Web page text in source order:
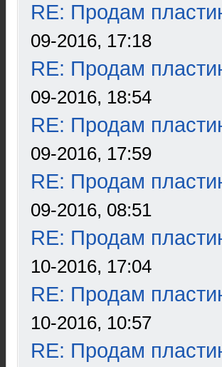
RE: Продам
09-2016, 17:18
RE: Продам
09-2016, 18:54
RE: Продам
09-2016, 17:59
RE: Продам
09-2016, 08:51
RE: Продам
10-2016, 17:04
RE: Продам
10-2016, 10:57
RE: Продам